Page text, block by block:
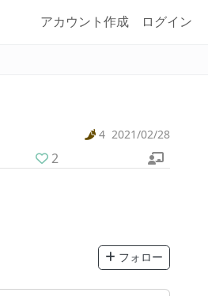
アカウント作成 ログイン
4 2021/02/28
2
フォロー